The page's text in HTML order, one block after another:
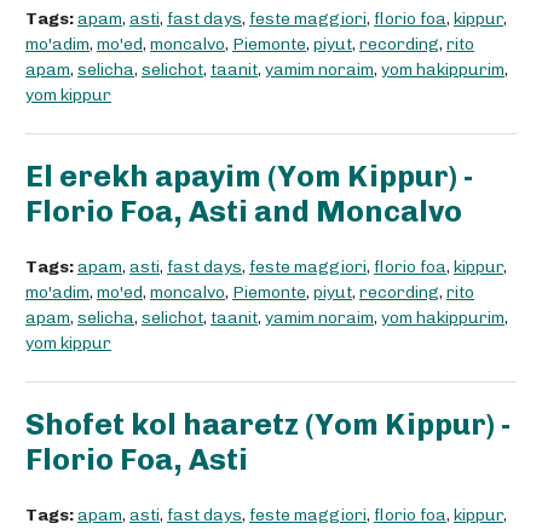
Tags:apam, asti, fast days, feste maggiori, florio foa, kippur,
mo'adim, mo'ed, moncalvo, Piemonte, piyut, recording, rito
apam, selicha, selichot, taanit, yamim noraim, yom hakippurim,
yom kippur
El erekh apayim (Yom Kippur) -
Florio Foa, Asti and Moncalvo
Tags:apam, asti, fast days, feste maggiori, florio foa, kippur,
mo'adim, mo'ed, moncalvo, Piemonte, piyut, recording, rito
apam, selicha, selichot, taanit, yamim noraim, yom hakippurim,
yom kippur
Shofet kol haaretz (Yom Kippur) -
Florio Foa, Asti
Tags:apam, asti, fast days, feste maggiori, florio foa, kippur,